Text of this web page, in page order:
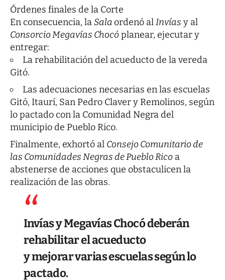
Órdenes finales de la Corte
En consecuencia, laSalaordenó alInvías y al
Consorcio Megavías Chocóplanear, ejecutar y
entregar:
La rehabilitación del acueducto de la vereda
Gitó.
Las adecuaciones necesarias en las escuelas
Gitó, Itaurí, San Pedro Claver y Remolinos, según
lo pactado con la Comunidad Negra del
municipio de Pueblo Rico.
Finalmente, exhortó al Consejo Comunitario de
las Comunidades Negras de Pueblo Rico a
abstenerse de acciones que obstaculicen la
realización de las obras.
Invías y Megavías Chocó deberán
rehabilitar el acueducto
y mejorar varias escuelas según lo
pactado.